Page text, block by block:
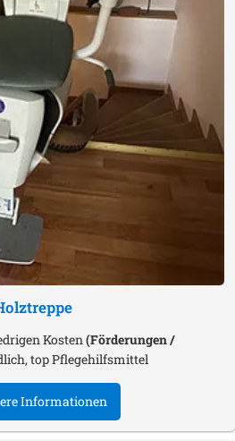
Kosten (Förderungen /
top Pflegehilfsmittel
Informationen